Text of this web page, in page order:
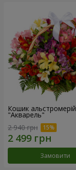
Кошик альстромерій
"Акварель"
2 940 грн
Замовити